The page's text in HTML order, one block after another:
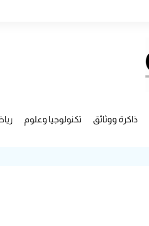
ذاكرة ووثائق تكنولوجيا وعلوم